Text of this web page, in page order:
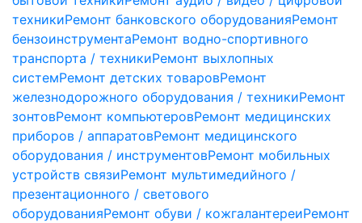
техникиРемонт банковского оборудованияРемонт
бензоинструментаРемонт водно-спортивного
транспорта / техникиРемонт выхлопных
системРемонт детских товаровРемонт
железнодорожного оборудования / техникиРемонт
зонтовРемонт компьютеровРемонт медицинских
приборов / аппаратовРемонт медицинского
оборудования / инструментовРемонт мобильных
устройств связиРемонт мультимедийного /
презентационного / светового
оборудованияРемонт обуви / кожгалантереиРемонт